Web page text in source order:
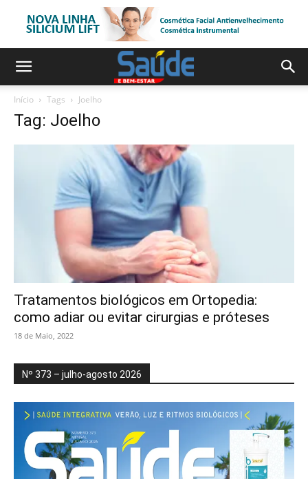
Início Tags Joelho
Tag: Joelho
Tratamentos biológicos em Ortopedia:
como adiar ou evitar cirurgias e próteses
18 de Maio, 2022
Nº 373 – julho-agosto 2026